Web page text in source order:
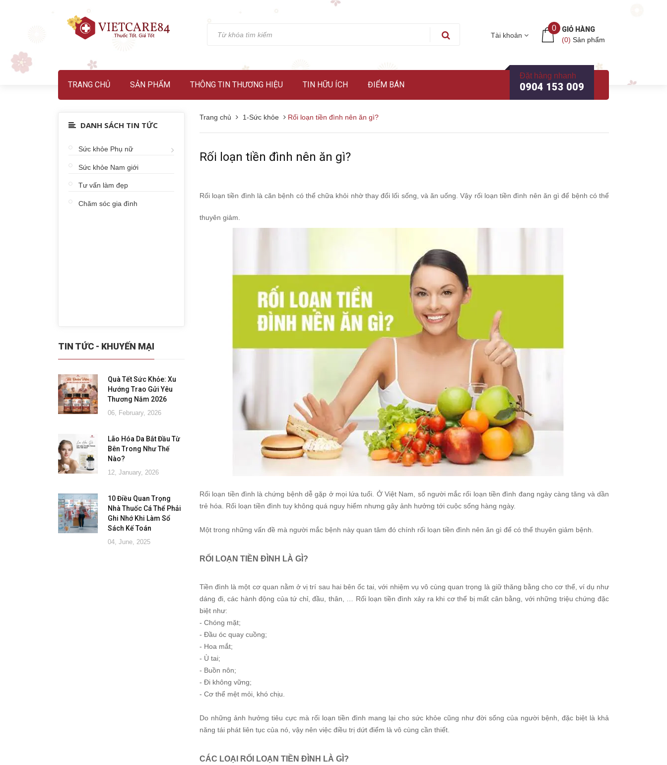
Tài khoản
0
GIỎ HÀNG
(0) Sản phẩm
TRANG CHỦ SẢN PHẨM THÔNG TIN THƯƠNG HIỆU TIN HỮU ÍCH ĐIỂM BÁN
Đặt hàng nhanh
0904 153 009
Trang chủ 1-Sức khỏe Rối loạn tiền đình nên ăn gì?
Rối loạn tiền đình nên ăn gì?
Rối loạn tiền đình là căn bệnh có thể chữa khỏi nhờ thay đổi lối sống, và ăn uống. Vậy rối loạn tiền đình nên ăn gì để bệnh có thể
thuyên giảm.
Rối loạn tiền đình là chứng bệnh dễ gặp ở mọi lứa tuổi. Ở Việt Nam, số người mắc rối loạn tiền đình đang ngày càng tăng và dần
trẻ hóa. Rối loạn tiền đình tuy không quá nguy hiểm nhưng gây ảnh hưởng tới cuộc sống hàng ngày.
Một trong những vấn đề mà người mắc bệnh này quan tâm đó chính rối loạn tiền đình nên ăn gì để có thể thuyên giảm bệnh.
RỐI LOẠN TIỀN ĐÌNH LÀ GÌ?
Tiền đình là một cơ quan nằm ở vị trí sau hai bên ốc tai, với nhiệm vụ vô cùng quan trọng là giữ thăng bằng cho cơ thể, ví dụ như
dáng đi, các hành động của tứ chỉ, đầu, thân, … Rối loạn tiền đình xảy ra khi cơ thể bị mất cân bằng, với những triệu chứng đặc
biệt như:
- Chóng mặt;
- Đầu óc quay cuồng;
- Hoa mắt;
- Ù tai;
- Buồn nôn;
- Đi không vững;
- Cơ thể mệt mỏi, khó chịu.
Do những ảnh hưởng tiêu cực mà rối loạn tiền đình mang lại cho sức khỏe cũng như đời sống của người bệnh, đặc biệt là khả
năng tái phát liên tục của nó, vậy nên việc điều trị dứt điểm là vô cùng cần thiết.
CÁC LOẠI RỐI LOẠN TIỀN ĐÌNH LÀ GÌ?
DANH SÁCH TIN TỨC
Sức khỏe Phụ nữ
Sức khỏe Nam giới
Tư vấn làm đẹp
Chăm sóc gia đình
TIN TỨC - KHUYẾN MẠI
Quà Tết Sức Khỏe: Xu
Hướng Trao Gửi Yêu
Thương Năm 2026
06, February, 2026
Lão Hóa Da Bắt Đầu Từ
Bên Trong Như Thế
Nào?
12, January, 2026
10 Điều Quan Trọng
Nhà Thuốc Cá Thể Phải
Ghi Nhớ Khi Làm Sổ
Sách Kế Toán
04, June, 2025